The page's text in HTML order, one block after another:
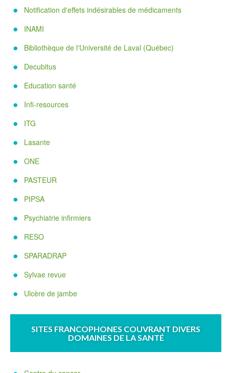
Notification d'effets indésirables de médicaments
INAMI
Bibliothèque de l'Université de Laval (Québec)
Decubitus
Education santé
Infi-resources
ITG
Lasante
ONE
PASTEUR
PIPSA
Psychiatrie infirmiers
RESO
SPARADRAP
Sylvae revue
Ulcère de jambe
SITES FRANCOPHONES COUVRANT DIVERS
DOMAINES DE LA SANTÉ